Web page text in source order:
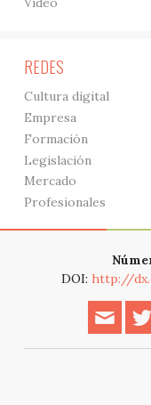
REDES
Cultura digital
Empresa
Formación
Legislación
Mercado
Profesionales
DOI: http://